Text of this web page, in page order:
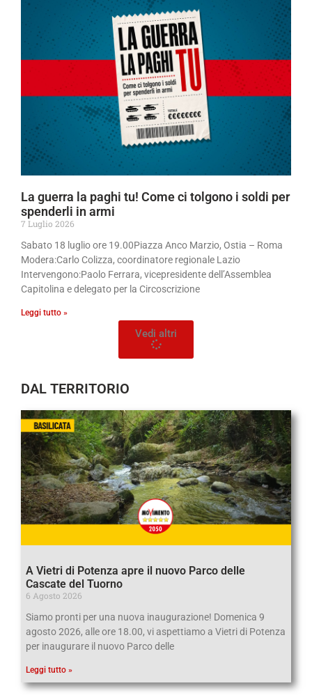
La guerra la paghi tu! Come ci tolgono i soldi per
spenderli in armi
7 Luglio 2026
Sabato 18 luglio ore 19.00Piazza Anco Marzio, Ostia – Roma
Modera:Carlo Colizza, coordinatore regionale Lazio
Intervengono:Paolo Ferrara, vicepresidente dell’Assemblea
Capitolina e delegato per la Circoscrizione
Leggi tutto »
Vedi altri
DAL TERRITORIO
A Vietri di Potenza apre il nuovo Parco delle
Cascate del Tuorno
6 Agosto 2026
Siamo pronti per una nuova inaugurazione! Domenica 9
agosto 2026, alle ore 18.00, vi aspettiamo a Vietri di Potenza
per inaugurare il nuovo Parco delle
Leggi tutto »